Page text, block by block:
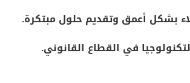
بشكل أعمق وتقديم حلول مبتكرة.
في القطاع القانوني.